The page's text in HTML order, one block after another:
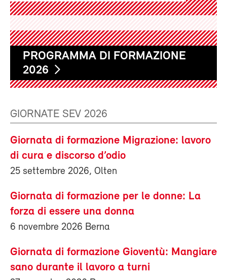
PROGRAMMA DI FORMAZIONE
2026
GIORNATE SEV 2026
Giornata di formazione Migrazione: lavoro
di cura e discorso d’odio
25 settembre 2026, Olten
Giornata di formazione per le donne: La
forza di essere una donna
6 novembre 2026 Berna
Giornata di formazione Gioventù: Mangiare
sano durante il lavoro a turni